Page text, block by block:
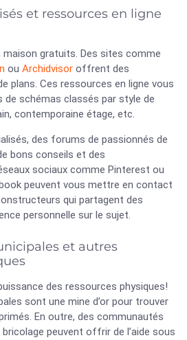
et ressources en ligne
maison gratuits. Des sites comme
ou Archidvisor offrent des
plans. Ces ressources en ligne vous
schémas classés par style de
contemporaine étage, etc.
des forums de passionnés de
bons conseils et des
sociaux comme Pinterest ou
peuvent vous mettre en contact
qui partagent des
personnelle sur le sujet.
et autres
des ressources physiques!
sont une mine d’or pour trouver
En outre, des communautés
peuvent offrir de l’aide sous